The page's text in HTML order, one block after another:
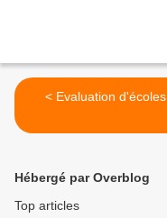
< Evaluation d'écoles
Hébergé par Overblog
Top articles